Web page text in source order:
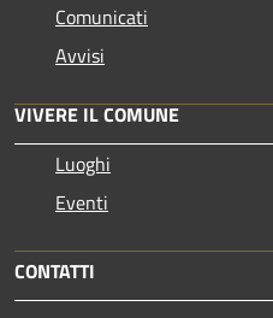
Comunicati
Avvisi
VIVERE IL COMUNE
Luoghi
Eventi
CONTATTI